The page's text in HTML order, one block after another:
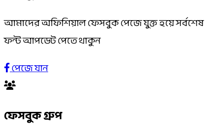
আমাদের অফিশিয়াল ফেসবুক পেজে যুক্ত হয়ে সর্বশেষ
ফন্ট আপডেট পেতে থাকুন
পেজে যান
ফেসবুক গ্রুপ